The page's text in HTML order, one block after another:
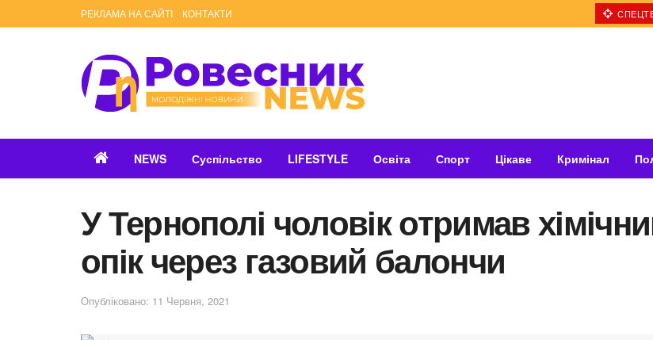
РЕКЛАМА НА САЙТІ КОНТАКТИ
NEWS Суспільство LIFESTYLE Освіта Спорт Цікаве Кримінал
У Тернополі чоловік отримав
опік через газовий балончи
Опубліковано: 11 Червня, 2021